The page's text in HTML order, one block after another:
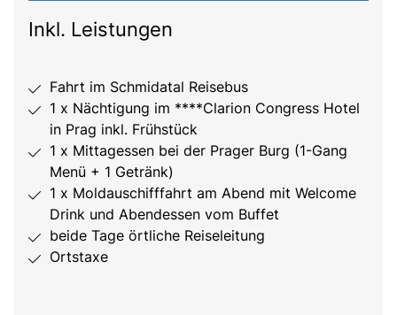
Inkl. Leistungen
Fahrt im Schmidatal Reisebus
1 x Nächtigung im ****Clarion Congress Hotel
in Prag inkl. Frühstück
1 x Mittagessen bei der Prager Burg (1-Gang
Menü + 1 Getränk)
1 x Moldauschifffahrt am Abend mit Welcome
Drink und Abendessen vom Buffet
beide Tage örtliche Reiseleitung
Ortstaxe